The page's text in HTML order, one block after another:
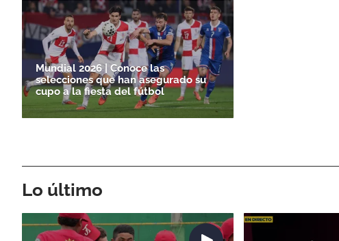
Mundial 2026 | Conoce las
selecciones que han asegurado su
cupo a la fiesta del fútbol
Lo último